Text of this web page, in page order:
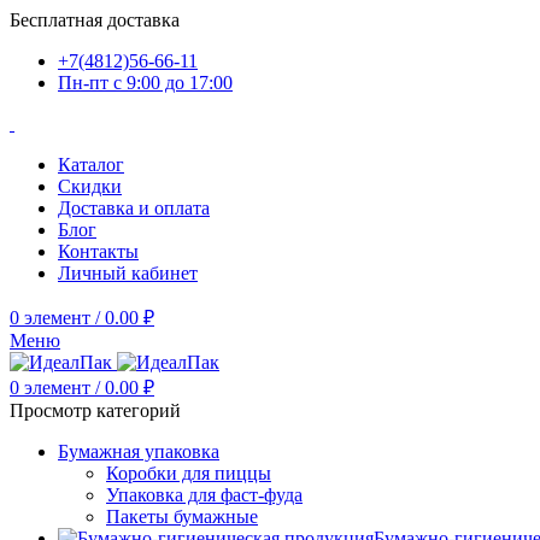
Бесплатная доставка
+7(4812)56-66-11
Пн-пт c 9:00 до 17:00
Каталог
Скидки
Доставка и оплата
Блог
Контакты
Личный кабинет
0 элемент / 0.00 ₽
Меню
0 элемент / 0.00 ₽
Просмотр категорий
Бумажная упаковка
Коробки для пиццы
Упаковка для фаст-фуда
Пакеты бумажные